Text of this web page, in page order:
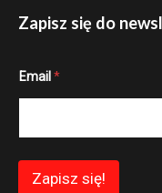
Zapisz się do
m
E
Email *
Zapisz się!